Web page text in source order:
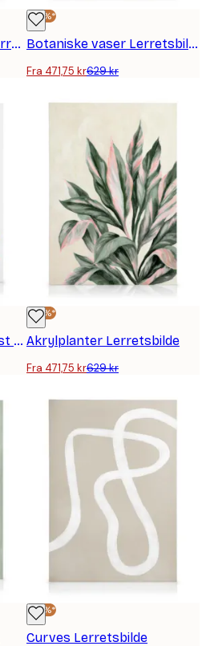
Soft Impressions Nr1 Lerretsbilde
-25%*
Botaniske vaser Lerretsbilde
Fra 471,75 kr629 kr
Abstrakt Kirsebærblomst Lerretsbilde
-25%*
Akrylplanter Lerretsbilde
Fra 471,75 kr629 kr
-25%*
Curves Lerretsbilde